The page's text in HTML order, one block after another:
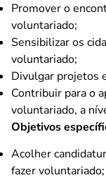
Promover o
voluntariado;
Sensibilizar os
voluntariado;
Divulgar projetos
Contribuir para o
voluntariado, a
Objetivos
Acolher
fazer voluntariado;